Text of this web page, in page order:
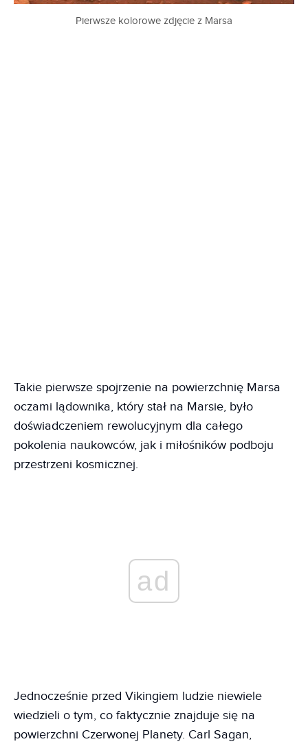
Pierwsze kolorowe zdjęcie z Marsa
Takie pierwsze spojrzenie na powierzchnię Marsa
oczami lądownika, który stał na Marsie, było
doświadczeniem rewolucyjnym dla całego
pokolenia naukowców, jak i miłośników podboju
przestrzeni kosmicznej.
ad
Jednocześnie przed Vikingiem ludzie niewiele
wiedzieli o tym, co faktycznie znajduje się na
powierzchni Czerwonej Planety. Carl Sagan,